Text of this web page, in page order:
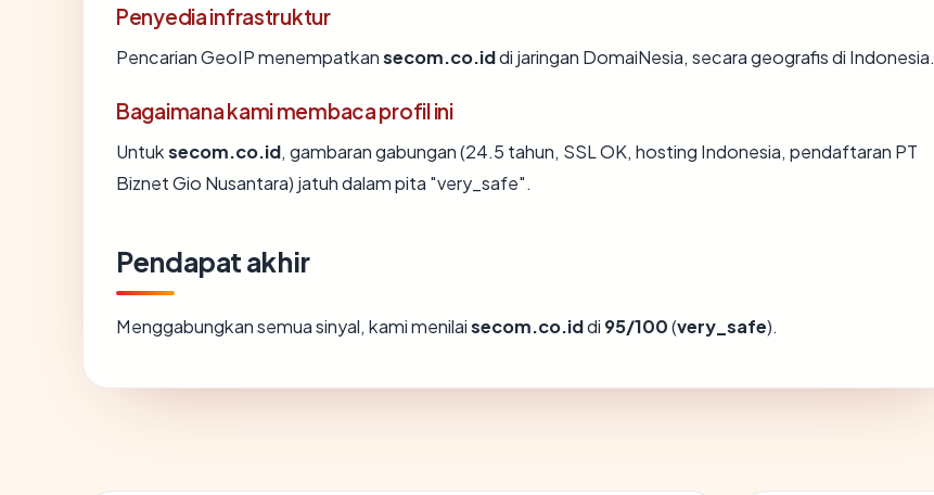
Penyedia infrastruktur
Pencarian GeoIP menempatkansecom.co.iddi jaringan DomaiNesia, secara geografis di Indonesia.
Bagaimana kami membaca profil ini
Untuksecom.co.id, gambaran gabungan (24.5 tahun, SSL OK, hosting Indonesia, pendaftaran PT
Biznet Gio Nusantara) jatuh dalam pita "very_safe".
Pendapat akhir
Menggabungkan semua sinyal, kami menilaisecom.co.iddi 95/100(very_safe).